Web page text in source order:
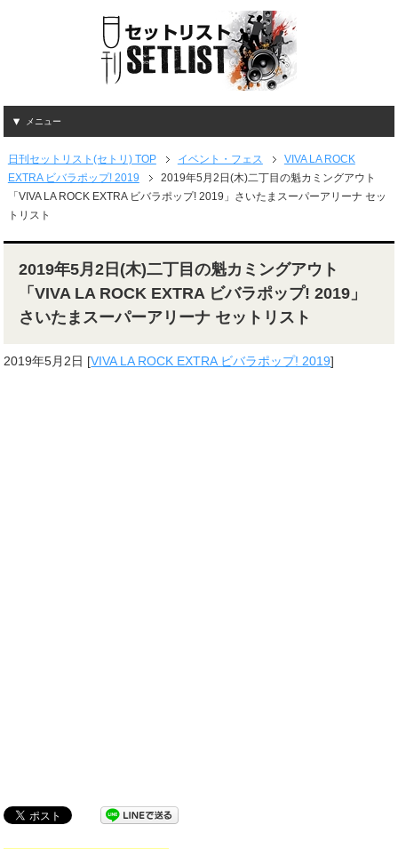
メニュー
日刊セットリスト(セトリ) TOP イベント・フェス
VIVA LA ROCK
EXTRA ビバラポップ! 2019
2019年5月2日(木)二丁目の魁カミングアウト
「VIVA LA ROCK EXTRA ビバラポップ! 2019」さいたまスーパーアリーナ セッ
トリスト
2019年5月2日(木)二丁目の魁カミングアウト
「VIVA LA ROCK EXTRA ビバラポップ! 2019」
さいたまスーパーアリーナ セットリスト
2019年5月2日 [VIVA LA ROCK EXTRA ビバラポップ! 2019]